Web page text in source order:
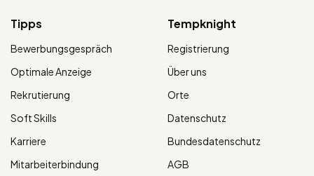
Tipps
Bewerbungsgespräch
Optimale Anzeige
Rekrutierung
Soft Skills
Karriere
Mitarbeiterbindung
Tempknight
Registrierung
Über uns
Orte
Datenschutz
Bundesdatenschutz
AGB